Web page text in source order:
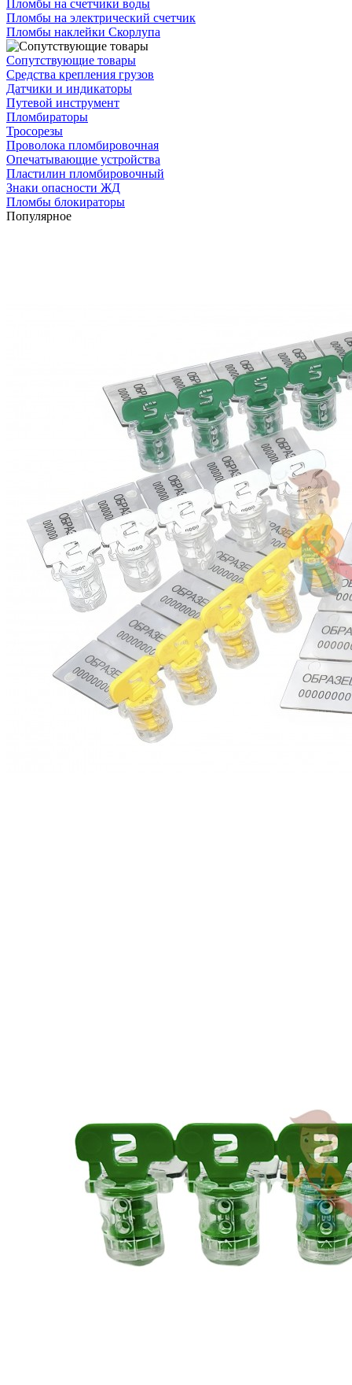
Пломбы на счетчики воды
Пломбы на электрический счетчик
Пломбы наклейки Скорлупа
Сопутствующие товары
Средства крепления грузов
Датчики и индикаторы
Путевой инструмент
Пломбираторы
Тросорезы
Проволока пломбировочная
Опечатывающие устройства
Пластилин пломбировочный
Знаки опасности ЖД
Пломбы блокираторы
Популярное